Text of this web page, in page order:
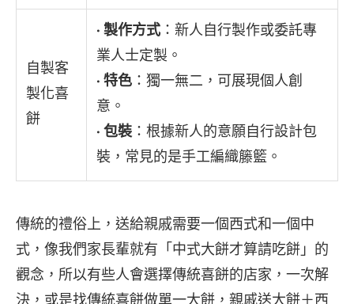
自製客
製化喜
餅
•製作方式 ：新人自行製作或委託專
業人士定製。
•特色 ：獨一無二，可展現個人創
意。
•包裝：根據新人的意願自行設計包
裝，常見的是手工編織籐籃。
傳統的禮俗上，送給親戚需要一個西式和一個中
式，像我們家長輩就有「中式大餅才算請吃餅」的
觀念，所以有些人會選擇傳統喜餅的店家，一次解